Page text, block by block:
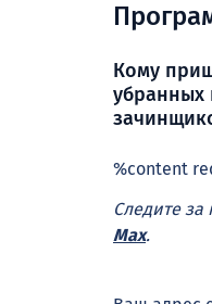
Кому
убранных
%content
Следите за
Max.